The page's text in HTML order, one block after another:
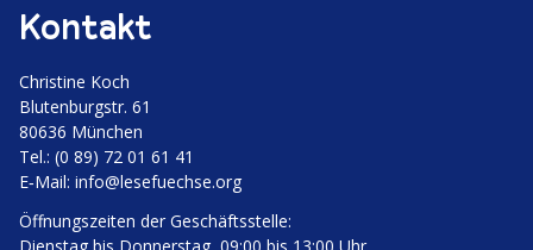
Kontakt
Christine Koch
Bluten­burgstr. 61
80636 München
Tel.: (0 89) 72 01 61 41
E‑Mail: info@lesefuechse.org
Öffnungs­zeiten der Geschäftsstelle: